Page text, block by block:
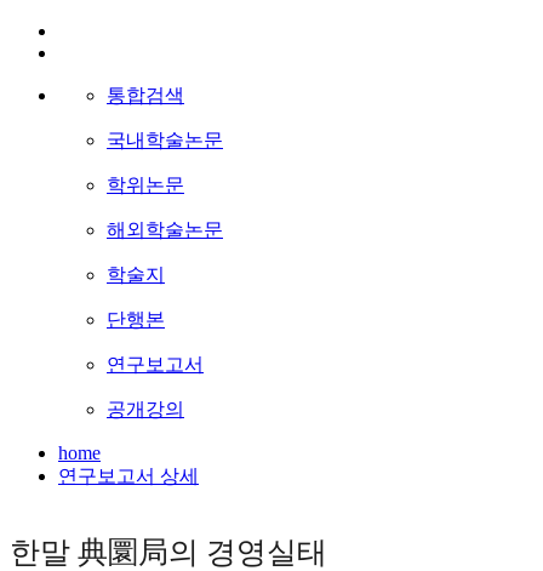
통합검색
국내학술논문
학위논문
해외학술논문
학술지
단행본
연구보고서
공개강의
home
연구보고서 상세
한말 典圜局의 경영실태